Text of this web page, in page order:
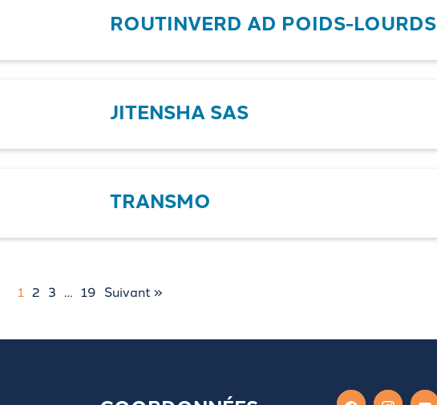
ROUTINVERD AD POIDS-LOURDS
JITENSHA SAS
TRANSMO
1 2 3 … 19 Suivant »